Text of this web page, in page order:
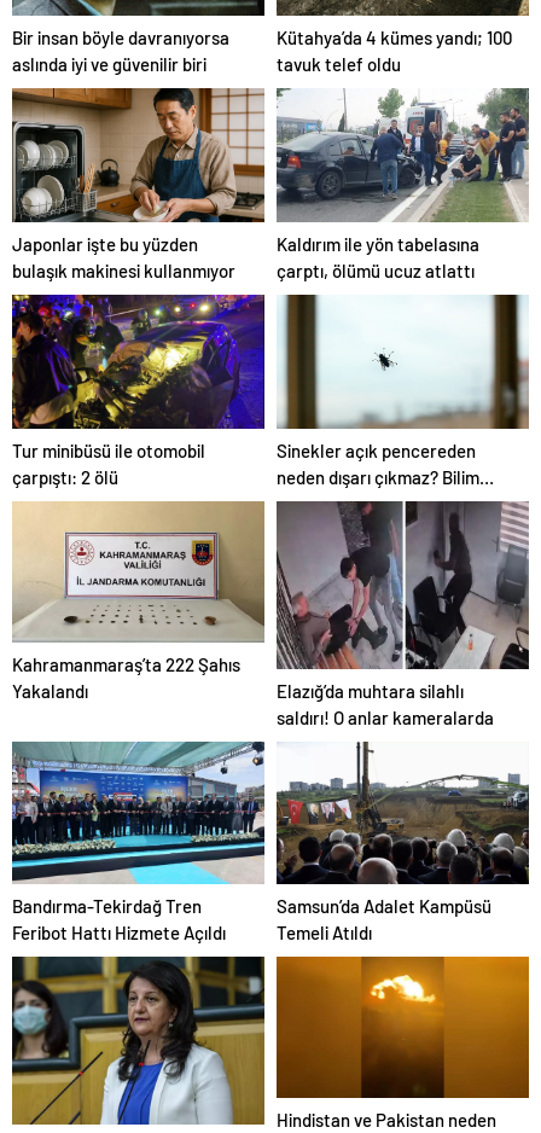
Bir insan böyle davranıyorsa
aslında iyi ve güvenilir biri
Kütahya’da 4 kümes yandı; 100
tavuk telef oldu
Japonlar işte bu yüzden
bulaşık makinesi kullanmıyor
Kaldırım ile yön tabelasına
çarptı, ölümü ucuz atlattı
Tur minibüsü ile otomobil
çarpıştı: 2 ölü
Sinekler açık pencereden
neden dışarı çıkmaz? Bilim
açıkladı
Kahramanmaraş’ta 222 Şahıs
Yakalandı
Elazığ’da muhtara silahlı
saldırı! O anlar kameralarda
Bandırma-Tekirdağ Tren
Feribot Hattı Hizmete Açıldı
Samsun’da Adalet Kampüsü
Temeli Atıldı
Hindistan ve Pakistan neden